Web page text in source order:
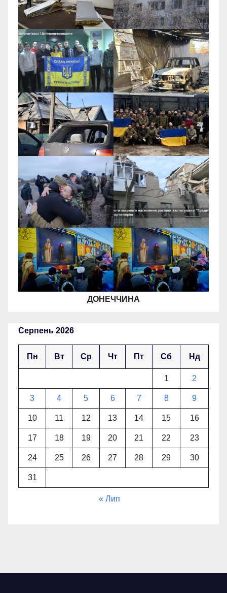
ДОНЕЧЧИНА
Серпень 2026
Пн Вт Ср Чт Пт Сб Нд
1 2
3 4 5 6 7 8 9
10 11 12 13 14 15 16
17 18 19 20 21 22 23
24 25 26 27 28 29 30
31
« Лип